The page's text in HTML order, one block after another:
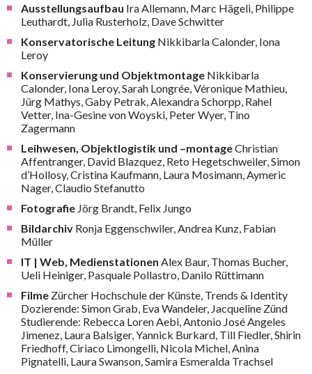
Ausstellungsaufbau Ira Allemann, Marc Hägeli, Philippe
Leuthardt, Julia Rusterholz, Dave Schwitter
Konservatorische Leitung Nikkibarla Calonder, Iona
Leroy
Konservierung und Objektmontage Nikkibarla
Calonder, Iona Leroy, Sarah Longrée, Véronique Mathieu,
Jürg Mathys, Gaby Petrak, Alexandra Schorpp, Rahel
Vetter, Ina-Gesine von Woyski, Peter Wyer, Tino
Zagermann
Leihwesen, Objektlogistik und –montageChristian
Affentranger, David Blazquez, Reto Hegetschweiler, Simon
d’Hollosy, Cristina Kaufmann, Laura Mosimann, Aymeric
Nager, Claudio Stefanutto
Fotografie Jörg Brandt, Felix Jungo
Bildarchiv Ronja Eggenschwiler, Andrea Kunz, Fabian
Müller
IT | Web, Medienstationen Alex Baur, Thomas Bucher,
Ueli Heiniger, Pasquale Pollastro, Danilo Rüttimann
Filme Zürcher Hochschule der Künste, Trends & Identity
Dozierende: Simon Grab, Eva Wandeler, Jacqueline Zünd
Studierende: Rebecca Loren Aebi, Antonio José Angeles
Jimenez, Laura Balsiger, Yannick Burkard, Till Fiedler, Shirin
Friedhoff, Ciriaco Limongelli, Nicola Michel, Anina
Pignatelli, Laura Swanson, Samira Esmeralda Trachsel